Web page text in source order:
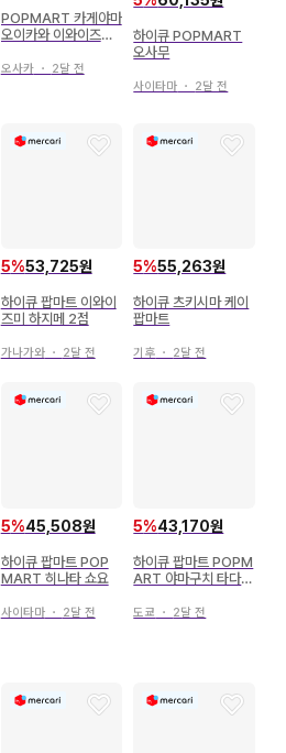
POPMART 카게야마
오이카와 이와이즈미
오사카・ 2달 전
하이큐 POPMART
오사무
사이타마 ・ 2달 전
5%53,725원
하이큐 팝마트 이와이
즈미 하지메 2점
가나가와・ 2달 전
5%55,263원
하이큐 츠키시마 케이
팝마트
기후 ・ 2달 전
5%45,508원
하이큐 팝마트 POP
MART 히나타 쇼요
사이타마・ 2달 전
5%43,170원
하이큐 팝마트 POPM
ART 야마구치 타다시
도쿄 ・ 2달 전